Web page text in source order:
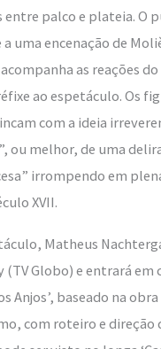
entre palco e plateia. O
uma encenação de
as reações do
ao espetáculo. Os
com a ideia
ou melhor, de uma
irrompendo em
XVII.
Matheus
(TV Globo) e entrará em
Anjos’, baseado na
com roteiro e direção